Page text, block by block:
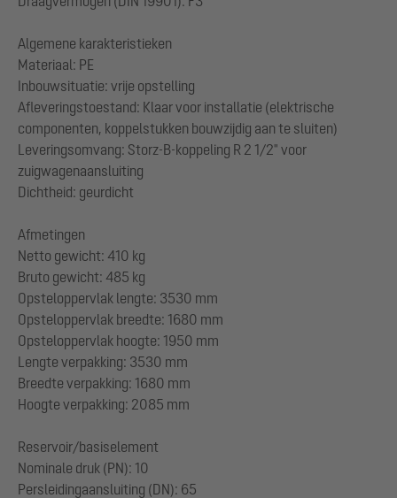
Algemene karakteristieken
Materiaal: PE
Inbouwsituatie: vrije opstelling
Afleveringstoestand: Klaar voor installatie (elektrische
componenten, koppelstukken bouwzijdig aan te sluiten)
Leveringsomvang: Storz-B-koppeling R 2 1/2" voor
zuigwagenaansluiting
Dichtheid: geurdicht
Afmetingen
Netto gewicht: 410 kg
Bruto gewicht: 485 kg
Opsteloppervlak lengte: 3530 mm
Opsteloppervlak breedte: 1680 mm
Opsteloppervlak hoogte: 1950 mm
Lengte verpakking: 3530 mm
Breedte verpakking: 1680 mm
Hoogte verpakking: 2085 mm
Reservoir/basiselement
Nominale druk (PN): 10
Persleidingaansluiting (DN): 65